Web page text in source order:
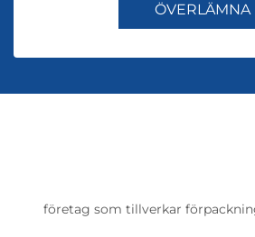
ÖVERLÄMNA
företag som tillverkar